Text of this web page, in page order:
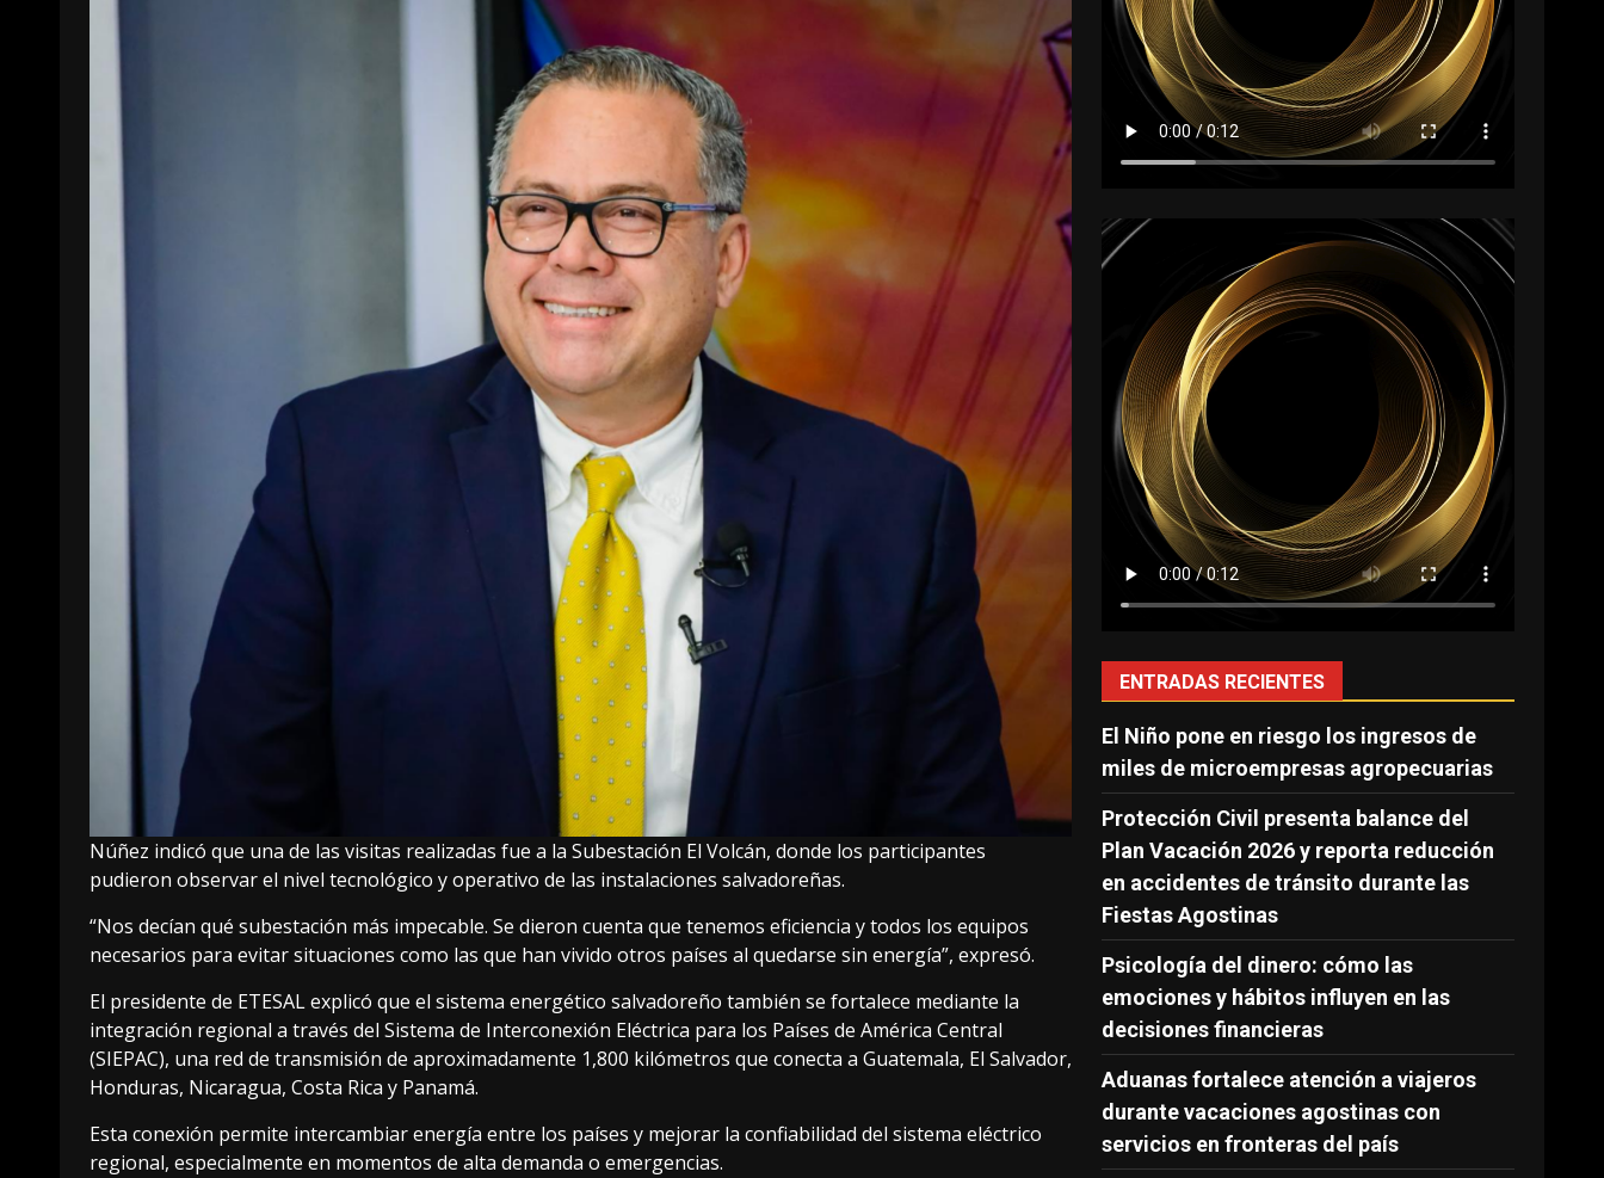
Núñez indicó que una de las visitas realizadas fue a la Subestación El Volcán, donde los participantes
pudieron observar el nivel tecnológico y operativo de las instalaciones salvadoreñas.
“Nos decían qué subestación más impecable. Se dieron cuenta que tenemos eficiencia y todos los equipos
necesarios para evitar situaciones como las que han vivido otros países al quedarse sin energía”, expresó.
El presidente de ETESAL explicó que el sistema energético salvadoreño también se fortalece mediante la
integración regional a través del Sistema de Interconexión Eléctrica para los Países de América Central
(SIEPAC), una red de transmisión de aproximadamente 1,800 kilómetros que conecta a Guatemala, El Salvador,
Honduras, Nicaragua, Costa Rica y Panamá.
Esta conexión permite intercambiar energía entre los países y mejorar la confiabilidad del sistema eléctrico
regional, especialmente en momentos de alta demanda o emergencias.
ENTRADAS RECIENTES
El Niño pone en riesgo los ingresos de
miles de microempresas agropecuarias
Protección Civil presenta balance del
Plan Vacación 2026 y reporta reducción
en accidentes de tránsito durante las
Fiestas Agostinas
Psicología del dinero: cómo las
emociones y hábitos influyen en las
decisiones financieras
Aduanas fortalece atención a viajeros
durante vacaciones agostinas con
servicios en fronteras del país